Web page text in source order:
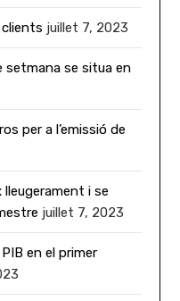
clients juillet 7, 2023
setmana se situa en
per a l’emissió de
lleugerament i se
juillet 7, 2023
en el primer